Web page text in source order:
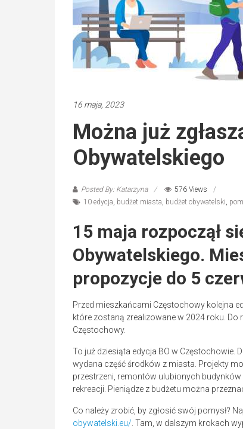
16 maja, 2023
Można już
Obywatelskiego
Posted By: Katarzyna
576 Views
10 edycja, budżet miasta, budżet obywatelski,
15 maja rozpoczął
Obywatelskiego.
propozycje do 5
Przed mieszkańcami Częstochowy kolejna
które zostaną zrealizowane w 2024 roku.
Częstochowy.
To już dziesiąta edycja BO w Częstochowie.
wydana część środków z miasta. Projekty
przestrzeni, remontów ulubionych
rekreacji. Pieniądze z budżetu można
Co należy zrobić, by zgłosić swój pomysł?
obywatelski.eu/. Tam, w dalszym krokach